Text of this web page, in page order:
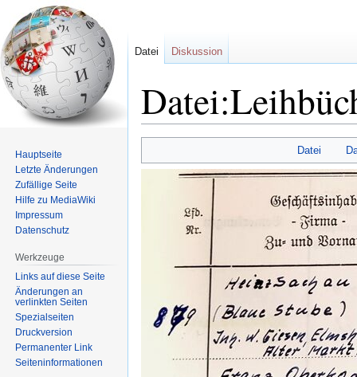
Navigation
springen
Suche
springen
Datei
Datei Diskussion
Hauptseite
Letzte Änderungen
Zufällige Seite
Hilfe zu MediaWiki
Impressum
Datenschutz
Werkzeuge
Links auf diese Seite
Änderungen an
verlinkten Seiten
Spezialseiten
Druckversion
Permanenter Link
Seiten­informationen